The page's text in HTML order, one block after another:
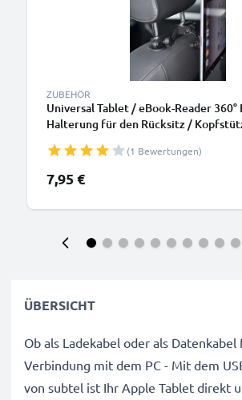
ZUBEHÖR
Universal Tablet / eBook-Reader 360°
Halterung für den Rücksitz /
(1 Bewertungen)
7,95 €
ÜBERSICHT
Ob als Ladekabel oder als Datenkabel
Verbindung mit dem PC - Mit dem
von subtel ist Ihr Apple Tablet direkt